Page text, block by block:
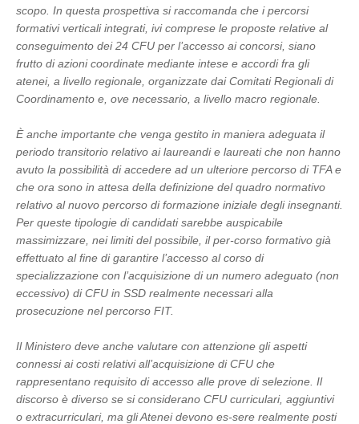
scopo. In questa prospettiva si raccomanda che i percorsi
formativi verticali integrati, ivi comprese le proposte relative al
conseguimento dei 24 CFU per l’accesso ai concorsi, siano
frutto di azioni coordinate mediante intese e accordi fra gli
atenei, a livello regionale, organizzate dai Comitati Regionali di
Coordinamento e, ove necessario, a livello macro regionale.
È anche importante che venga gestito in maniera adeguata il
periodo transitorio relativo ai laureandi e laureati che non hanno
avuto la possibilità di accedere ad un ulteriore percorso di TFA e
che ora sono in attesa della definizione del quadro normativo
relativo al nuovo percorso di formazione iniziale degli insegnanti.
Per queste tipologie di candidati sarebbe auspicabile
massimizzare, nei limiti del possibile, il per-corso formativo già
effettuato al fine di garantire l’accesso al corso di
specializzazione con l’acquisizione di un numero adeguato (non
eccessivo) di CFU in SSD realmente necessari alla
prosecuzione nel percorso FIT.
Il Ministero deve anche valutare con attenzione gli aspetti
connessi ai costi relativi all’acquisizione di CFU che
rappresentano requisito di accesso alle prove di selezione. Il
discorso è diverso se si considerano CFU curriculari, aggiuntivi
o extracurriculari, ma gli Atenei devono es-sere realmente posti